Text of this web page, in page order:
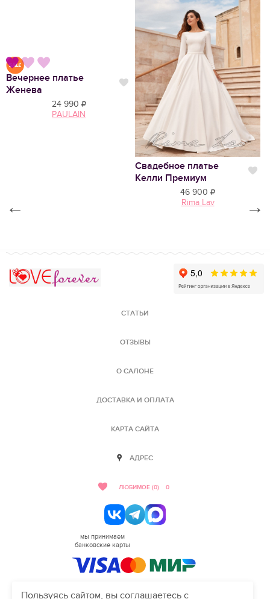
Нравится
Вечернее платье
Женева
Нравится
24 990
PAULAIN
Свадебное платье
Келли Премиум
46 900
Rima Lav
← →
СТАТЬИ
ОТЗЫВЫ
О САЛОНЕ
ДОСТАВКА И ОПЛАТА
КАРТА САЙТА
АДРЕС
ЛЮБИМОЕ (0) 0
мы принимаем
банковские карты
Пользуясь сайтом, вы соглашаетесь с